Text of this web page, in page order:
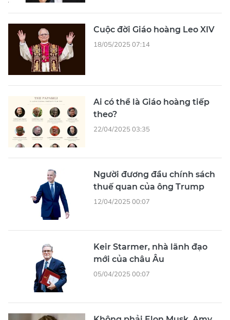
Cuộc đời Giáo hoàng Leo XIV
18/05/2025 07:14
Ai có thể là Giáo hoàng tiếp
theo?
22/04/2025 03:35
Người đương đầu chính sách
thuế quan của ông Trump
12/04/2025 00:07
Keir Starmer, nhà lãnh đạo
mới của châu Âu
05/04/2025 00:07